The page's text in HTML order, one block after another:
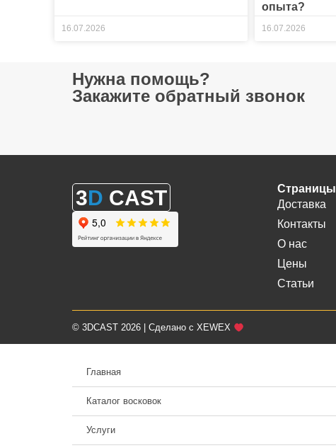
16.07.2026
опыта?
16.07.2026
Нужна помощь?
Закажите обратный звонок
3D CAST
Страницы
Доставка
Контакты
О нас
Цены
Статьи
© 3DCAST 2026 | Сделано с XEWEX
Главная
Каталог восковок
Услуги